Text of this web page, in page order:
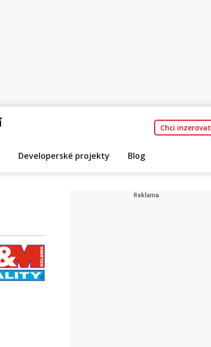
Chci inzerovat
Developerské projekty Blog